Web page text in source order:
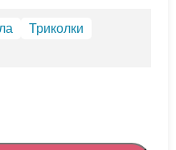
Триколки